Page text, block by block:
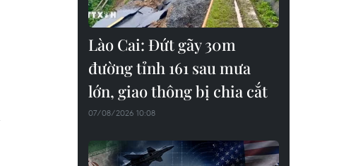
Lào Cai: Đứt gãy 30m
đường tỉnh 161 sau mưa
lớn, giao thông bị chia cắt
07/08/2026 10:08